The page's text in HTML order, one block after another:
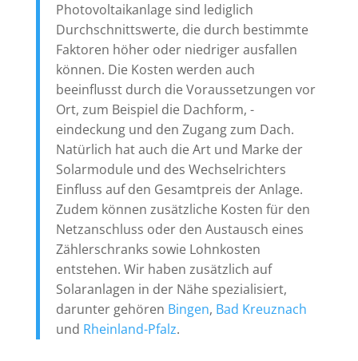
Photovoltaikanlage sind lediglich
Durchschnittswerte, die durch bestimmte
Faktoren höher oder niedriger ausfallen
können. Die Kosten werden auch
beeinflusst durch die Voraussetzungen vor
Ort, zum Beispiel die Dachform, -
eindeckung und den Zugang zum Dach.
Natürlich hat auch die Art und Marke der
Solarmodule und des Wechselrichters
Einfluss auf den Gesamtpreis der Anlage.
Zudem können zusätzliche Kosten für den
Netzanschluss oder den Austausch eines
Zählerschranks sowie Lohnkosten
entstehen. Wir haben zusätzlich auf
Solaranlagen in der Nähe spezialisiert,
darunter gehören Bingen, Bad Kreuznach
und Rheinland-Pfalz.